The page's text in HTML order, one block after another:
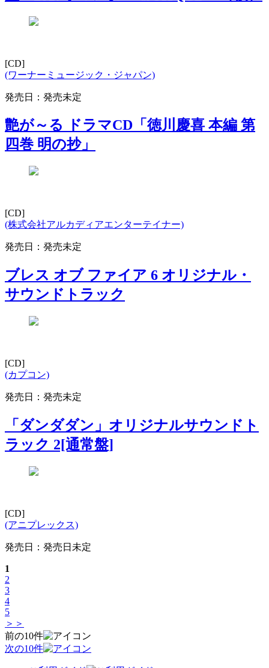
[CD]
(ワーナーミュージック・ジャパン)
発売日：発売未定
艶が～る ドラマCD「徳川慶喜 本編 第
四巻 明の抄」
[CD]
(株式会社アルカディアエンターテイナー)
発売日：発売未定
ブレス オブ ファイア 6 オリジナル・
サウンドトラック
[CD]
(カプコン)
発売日：発売未定
「ダンダダン」オリジナルサウンドト
ラック 2[通常盤]
[CD]
(アニプレックス)
発売日：発売日未定
1
2
3
4
5
＞＞
前の10件
次の10件